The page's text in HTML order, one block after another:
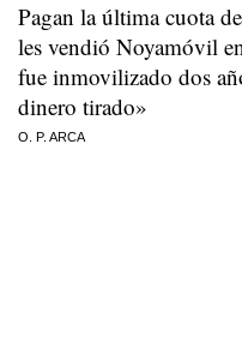
Pagan la última cuota
les vendió Noyamóvil
fue inmovilizado dos
dinero tirado»
O. P. ARCA